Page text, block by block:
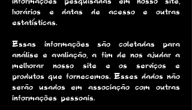
horários e datas de acesso e outras
estatísticas.
Essas informações são coletadas para
análise e avaliação, a fim de nos ajudar a
melhorar nosso site e os serviços e
produtos que fornecemos. Esses dados não
serão usados ​​em associação com outras
informações pessoais.